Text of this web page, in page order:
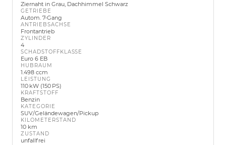
Ziernaht in Grau, Dachhimmel Schwarz
GETRIEBE
Autom. 7-Gang
ANTRIEBSACHSE
Frontantrieb
ZYLINDER
4
SCHADSTOFFKLASSE
Euro 6 EB
HUBRAUM
1.498 ccm
LEISTUNG
110 kW (150 PS)
KRAFTSTOFF
Benzin
KATEGORIE
SUV/Geländewagen/Pickup
KILOMETERSTAND
10 km
ZUSTAND
unfallfrei